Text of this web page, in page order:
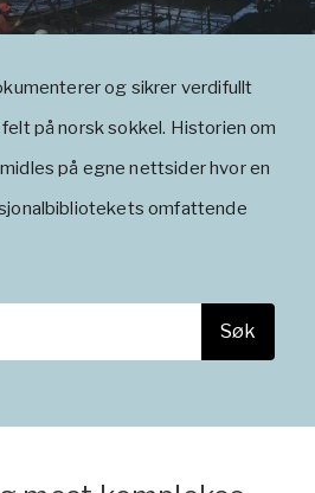
EKOFISK
FRIGG
STATFJORD
VALHALL
og sikrer verdifullt
på norsk sokkel. Historien om
på egne nettsider hvor en
omfattende
Søk